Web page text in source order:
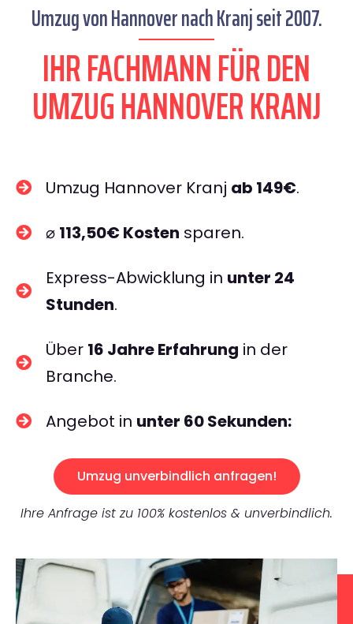
Umzug von Hannover nach Kranj seit 2007.
IHR FACHMANN FÜR DEN
UMZUG HANNOVER KRANJ
Umzug Hannover Kranj ab 149€.
⌀ 113,50€ Kosten sparen.
Express-Abwicklung in unter 24
Stunden.
Über 16 Jahre Erfahrung in der
Branche.
Angebot in unter 60 Sekunden:
Umzug unverbindlich anfragen!
Ihre Anfrage ist zu 100% kostenlos & unverbindlich.